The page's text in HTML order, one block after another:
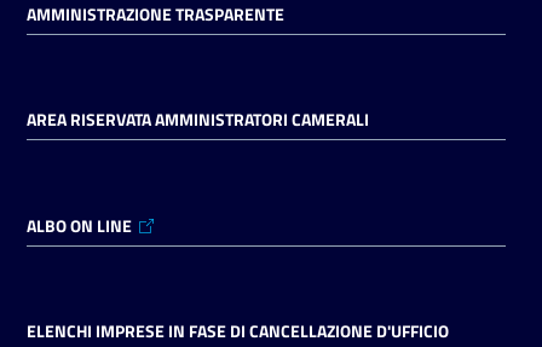
AMMINISTRAZIONE TRASPARENTE
AREA RISERVATA AMMINISTRATORI CAMERALI
ALBO ON LINE
ELENCHI IMPRESE IN FASE DI CANCELLAZIONE D'UFFICIO